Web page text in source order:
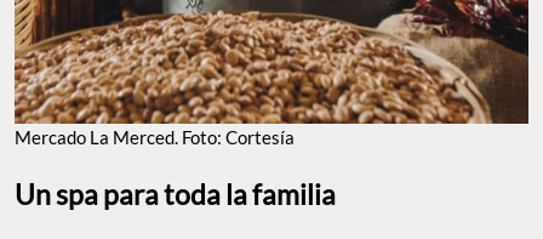
Mercado La Merced. Foto: Cortesía
Un spa para toda la familia